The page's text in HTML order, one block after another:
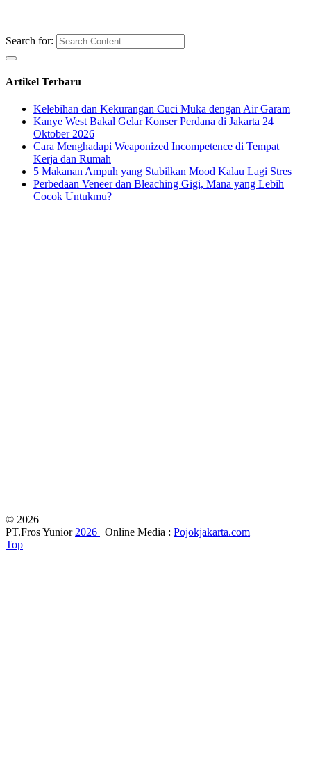
Search for:
Artikel Terbaru
Kelebihan dan Kekurangan Cuci Muka dengan Air Garam
Kanye West Bakal Gelar Konser Perdana di Jakarta 24
Oktober 2026
Cara Menghadapi Weaponized Incompetence di Tempat
Kerja dan Rumah
5 Makanan Ampuh yang Stabilkan Mood Kalau Lagi Stres
Perbedaan Veneer dan Bleaching Gigi, Mana yang Lebih
Cocok Untukmu?
© 2026
PT.Fros Yunior2026 | Online Media : Pojokjakarta.com
Top